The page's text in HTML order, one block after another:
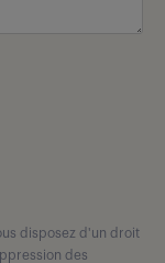
disposez d'un droit
des